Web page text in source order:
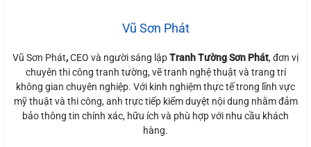
Vũ Sơn Phát
Vũ Sơn Phát,CEO và người sáng lậpTranh Tường Sơn Phát, đơn vị
chuyên thi công tranh tường, vẽ tranh nghệ thuật và trang trí
không gian chuyên nghiệp. Với kinh nghiệm thực tế trong lĩnh vực
mỹ thuật và thi công, anh trực tiếp kiểm duyệt nội dung nhằm đảm
bảo thông tin chính xác, hữu ích và phù hợp với nhu cầu khách
hàng.